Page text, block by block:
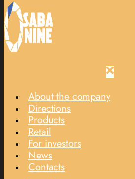
About the company
Directions
Products
Retail
For investors
News
Contacts